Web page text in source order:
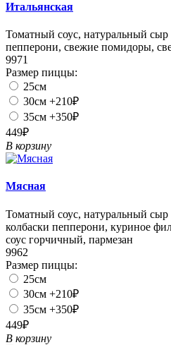
Итальянская
Томатный соус, натуральный сыр
пепперони, свежие помидоры,
9971
Размер пиццы:
25см
30см +210₽
35см +350₽
449₽
В корзину
Мясная
Томатный соус, натуральный сыр
колбаски пепперони, куриное
соус горчичный, пармезан
9962
Размер пиццы:
25см
30см +210₽
35см +350₽
449₽
В корзину